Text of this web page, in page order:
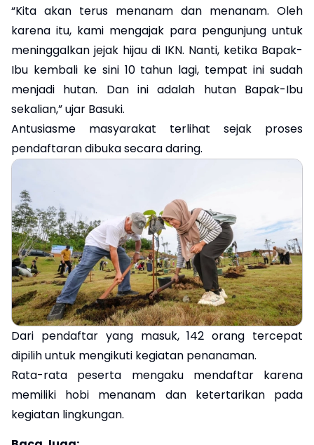
“Kita akan terus menanam dan menanam. Oleh
karena itu, kami mengajak para pengunjung untuk
meninggalkan jejak hijau di IKN. Nanti, ketika Bapak-
Ibu kembali ke sini 10 tahun lagi, tempat ini sudah
menjadi hutan. Dan ini adalah hutan Bapak-Ibu
sekalian,” ujar Basuki.
Antusiasme masyarakat terlihat sejak proses
pendaftaran dibuka secara daring.
Dari pendaftar yang masuk, 142 orang tercepat
dipilih untuk mengikuti kegiatan penanaman.
Rata-rata peserta mengaku mendaftar karena
memiliki hobi menanam dan ketertarikan pada
kegiatan lingkungan.